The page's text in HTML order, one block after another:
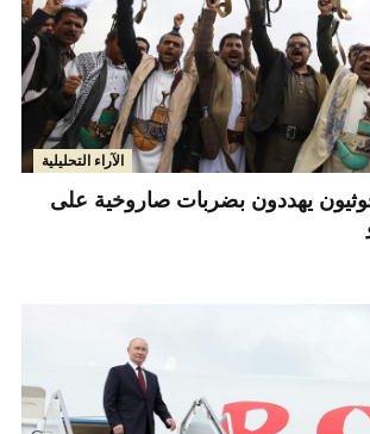
الآراء التحليلية
يهددون بضربات صاروخية على